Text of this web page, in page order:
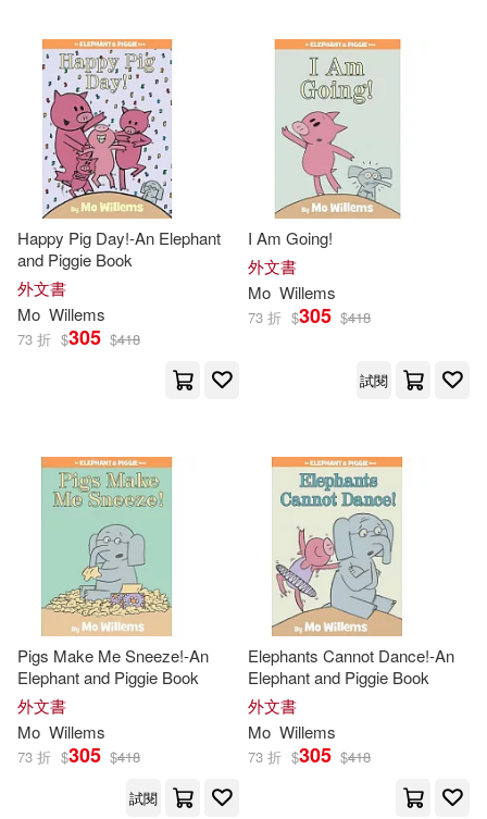
Happy Pig Day!-An Elephant
and Piggie Book
外文書
Mo Willems
73 折 $305 $418
I Am Going!
外文書
Mo Willems
73 折 $305 $418
試閱
Pigs Make Me Sneeze!-An
Elephant and Piggie Book
外文書
Mo Willems
73 折 $305 $418
試閱
Elephants Cannot Dance!-An
Elephant and Piggie Book
外文書
Mo Willems
73 折 $305 $418